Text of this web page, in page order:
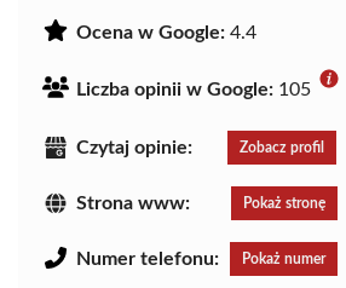
Ocena w Google: 4.4
Liczba opinii w Google: 105
Czytaj opinie: Zobacz profil
Strona www: Pokaż stronę
Numer telefonu: Pokaż numer